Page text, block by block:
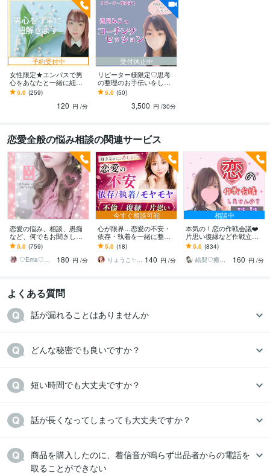
予約受付中
女性限定★エンパスで男
心をあなたと一緒に紐解
きます 男性心理は至って
シンプル★丁寧に、時に
忖度無しでお伝えします
5.0 (259)
120 円 /分
受付休止中
リピーター様限定♡思考
の整理のお手伝いをしま
す NLPプラクティショナ
ー資格有/本心/潜在意識/無
5.0 (50)
3,500 円 /30分
恋愛全般の悩み相談の関連サービス
恋愛の悩み、相談、愚痴
など、何でもお聞きしま
す 男女OKです⭐相手の気
持ちを知りたい方、お話
してみませんか？
5.0 (759)
♡Ema♡ヒーリング看護師♡カウンセラー
180 円 /分
今すぐ相談可能
心が限界…恋愛の不安・
依存・執着を一緒に整理
します 不倫／復縁／片思
い｜累計4400件セラピス
ト♡心理×恋愛相談
5.0 (18)
りょうこ✨心を癒し現実を動かすセラピスト 140 円 /分
相談中
本気の！恋の作戦会議❤️
片思い復縁など作戦立て
ます 男女問わず☘️恋愛相
談｜LINE添削｜マッチン
グアプリ｜女心
5.0 (834)
絵梨♡癒し系関西OL
160 円 /分
よくある質問
話が漏れることはありませんか
どんな秘密でも良いですか？
短い時間でも大丈夫ですか？
話が長くなってしまっても大丈夫ですか？
商品を購入したのに、着信音が鳴らず出品者からの電話を
取ることができない